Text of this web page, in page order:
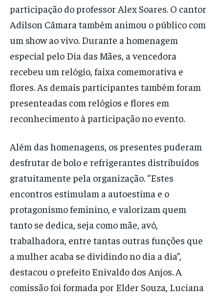
participação do professor Alex Soares. O cantor
Adilson Câmara também animou o público com
um show ao vivo. Durante a homenagem
especial pelo Dia das Mães, a vencedora
recebeu um relógio, faixa comemorativa e
flores. As demais participantes também foram
presenteadas com relógios e flores em
reconhecimento à participação no evento.
Além das homenagens, os presentes puderam
desfrutar de bolo e refrigerantes distribuídos
gratuitamente pela organização. “Estes
encontros estimulam a autoestima e o
protagonismo feminino, e valorizam quem
tanto se dedica, seja como mãe, avó,
trabalhadora, entre tantas outras funções que
a mulher acaba se dividindo no dia a dia”,
destacou o prefeito Enivaldo dos Anjos. A
comissão foi formada por Elder Souza, Luciana